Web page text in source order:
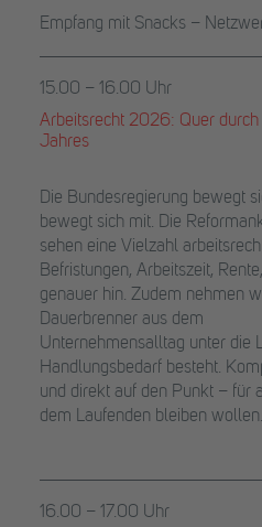
Empfang mit Snacks –
15.00 – 16.00 Uhr
Arbeitsrecht 2026: Quer
Jahres
Die Bundesregierung bewegt
bewegt sich mit. Die
sehen eine Vielzahl
Befristungen, Arbeitszeit,
genauer hin. Zudem nehmen
Dauerbrenner aus dem
Unternehmensalltag unter die
Handlungsbedarf besteht.
und direkt auf den Punkt – für
dem Laufenden bleiben wollen.
16.00 – 17.00 Uhr